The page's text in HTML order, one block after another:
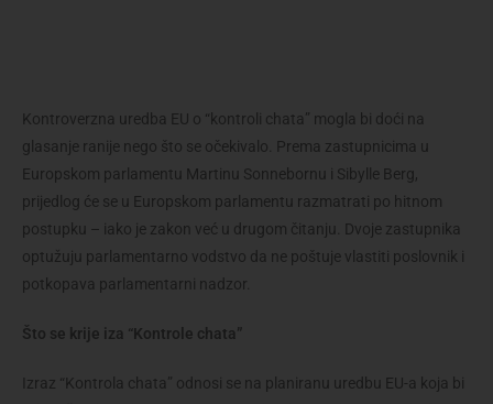
Kontroverzna uredba EU o “kontroli chata” mogla bi doći na
glasanje ranije nego što se očekivalo. Prema zastupnicima u
Europskom parlamentu Martinu Sonnebornu i Sibylle Berg,
prijedlog će se u Europskom parlamentu razmatrati po hitnom
postupku – iako je zakon već u drugom čitanju. Dvoje zastupnika
optužuju parlamentarno vodstvo da ne poštuje vlastiti poslovnik i
potkopava parlamentarni nadzor.
Što se krije iza “Kontrole chata”
Izraz “Kontrola chata” odnosi se na planiranu uredbu EU-a koja bi